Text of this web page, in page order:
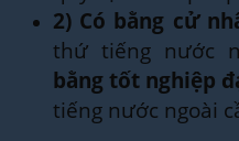
2) Có bằng cử
thứ tiếng nước
bằng tốt nghiệp
tiếng nước ngoài